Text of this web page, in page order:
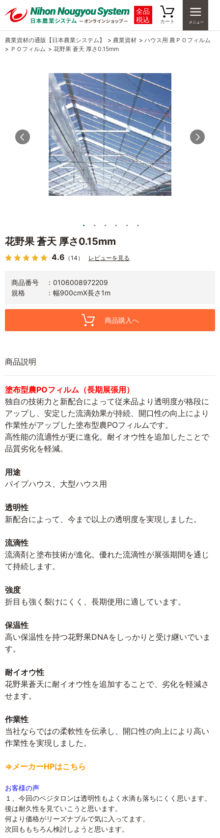
全品
税込
カート
農業資材の通販【日本農業システム】 > 農業資材 > ハウス用 農ＰＯフィルム
> ＰＯフィルム > 花野果 蒼天 厚さ0.15mm
花野果 蒼天 厚さ0.15mm
4.6 （14） レビューを見る
商品番号
0106008972209
規格
幅900cmX長さ1m
商品購入へ
商品説明
塗布型農POフィルム（長期展張用）
独自の技術力と新配合によって従来品より透明度が格段に
アップし、安定した流滴効果が持続、開口性の向上により
作業性がアップした塗布型農POフィルムです。
高性能の流適性が更に進化。耐イオウ性を追加したことで
品質劣化を軽減。
用途
パイプハウス、大型ハウス用
透明性
新配合によって、今まで以上の透明度を実現しました。
流滴性
流滴剤と塗布技術が進化。優れた流滴性が展張期間を通じ
て持続します。
強度
折目も強く裂けにくく、長期使用に適しています。
保温性
高い保温性を持つ花野果DNAをしっかりと受け継いでいま
す。
耐イオウ性
花野果蒼天に耐イオウ性を追加することで、劣化を軽減さ
せます。
作業性
当社ならではの柔軟性を伝承し、開口性の向上により高い
作業性を実現しました。
⇒メーカーHPはこちら
お客様の声
１、今回のベジタロンは透明性もよく水滴も落ちにくく思います。
後は耐久性を見ていこうと思います。
何より価格がリーズナブルで気に入ってます。
次回ももちろん検討しようと思います。